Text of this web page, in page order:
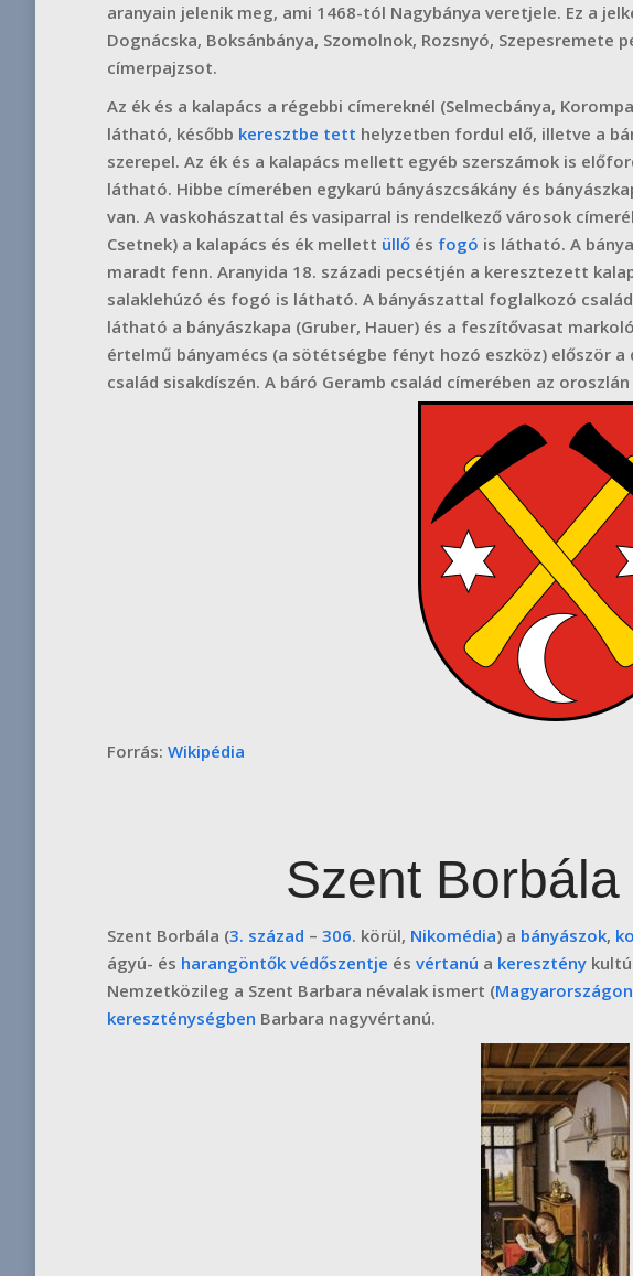
aranyain jelenik meg, ami 1468-tól Nagybánya veretjele. Ez a
Dognácska, Boksánbánya, Szomolnok, Rozsnyó,
címerpajzsot.
Az ék és a kalapács a régebbi címereknél (Selmecbánya,
látható, később keresztbe tett helyzetben fordul elő, illetve a
szerepel. Az ék és a kalapács mellett egyéb szerszámok is
látható. Hibbe címerében egykarú bányászcsákány és
van. A vaskohászattal és vasiparral is rendelkező városok
Csetnek) a kalapács és ék mellett üllő és fogó is látható. A
maradt fenn. Aranyida 18. századi pecsétjén a keresztezett
salaklehúzó és fogó is látható. A bányászattal foglalkozó
látható a bányászkapa (Gruber, Hauer) és a feszítővasat
értelmű bányamécs (a sötétségbe fényt hozó eszköz) először a
család sisakdíszén. A báró Geramb család címerében az
Forrás: Wikipédia
Szent
Szent Borbála (3. század – 306. körül, Nikomédia) a bányászok,
ágyú- és harangöntők védőszentje és vértanú a keresztény
Nemzetközileg a Szent Barbara névalak ismert (Magyarországon
kereszténységben Barbara nagyvértanú.